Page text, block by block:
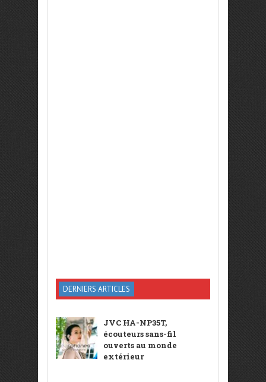
DERNIERS ARTICLES
JVC HA-NP35T,
écouteurs sans-fil
ouverts au monde
extérieur